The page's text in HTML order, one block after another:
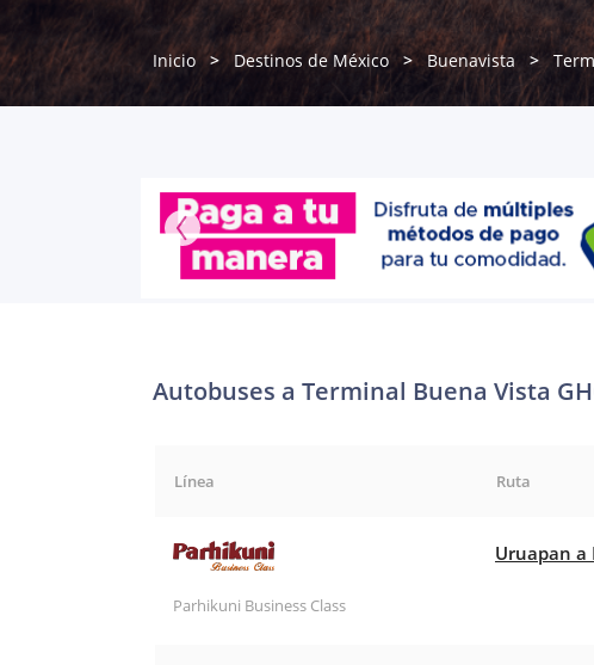
Inicio Destinos de México Buenavista
Autobuses a Terminal Buena Vista
Línea Ruta
Parhikuni Business Class
Uruapan a